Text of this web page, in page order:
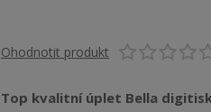
Ohodnotit produkt
Top kvalitní úplet Bella